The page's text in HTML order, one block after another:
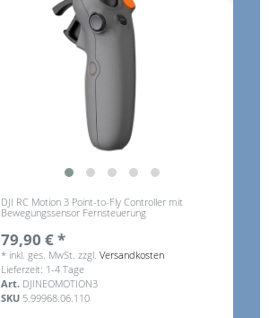
DJI RC Motion 3 Point-to-Fly Controller mit
Bewegungssensor Fernsteuerung
79,90 € *
* inkl. ges. MwSt. zzgl.Versandkosten
Lieferzeit: 1-4 Tage
Art. DJINEOMOTION3
SKU 5.99968.06.110